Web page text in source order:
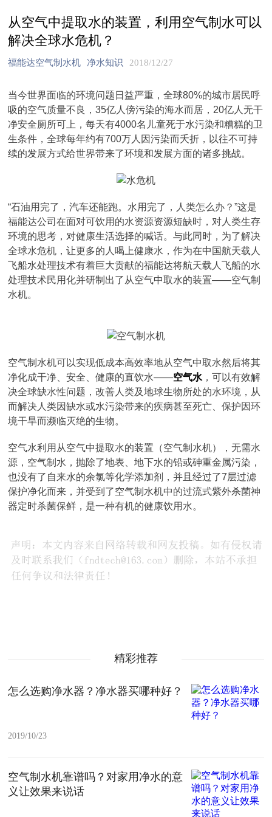
从空气中提取水的装置，利用空气制水可以
解决全球水危机？
福能达空气制水机 净水知识 2018/12/27
当今世界面临的环境问题日益严重，全球80%的城市居民呼
吸的空气质量不良，35亿人傍污染的海水而居，20亿人无干
净安全厕所可上，每天有4000名儿童死于水污染和糟糕的卫
生条件，全球每年约有700万人因污染而夭折，以往不可持
续的发展方式给世界带来了环境和发展方面的诸多挑战。
“石油用完了，汽车还能跑。水用完了，人类怎么办？”这是
福能达公司在面对可饮用的水资源资源短缺时，对人类生存
环境的思考，对健康生活选择的喊话。与此同时，为了解决
全球水危机，让更多的人喝上健康水，作为在中国航天载人
飞船水处理技术有着巨大贡献的福能达将航天载人飞船的水
处理技术民用化并研制出了从空气中取水的装置——空气制
水机。
空气制水机可以实现低成本高效率地从空气中取水然后将其
净化成干净、安全、健康的直饮水——空气水 ，可以有效解
决全球缺水性问题，改善人类及地球生物所处的水环境，从
而解决人类因缺水或水污染带来的疾病甚至死亡、保护因环
境干旱而濒临灭绝的生物。
空气水利用从空气中提取水的装置（空气制水机），无需水
源，空气制水，抛除了地表、地下水的铅或砷重金属污染，
也没有了自来水的余氯等化学添加剂，并且经过了7层过滤
保护净化而来，并受到了空气制水机中的过流式紫外杀菌神
器定时杀菌保鲜，是一种有机的健康饮用水。
精彩推荐
怎么选购净水器？净水器买哪种好？
2019/10/23
空气制水机靠谱吗？对家用净水的意
义让效果来说话